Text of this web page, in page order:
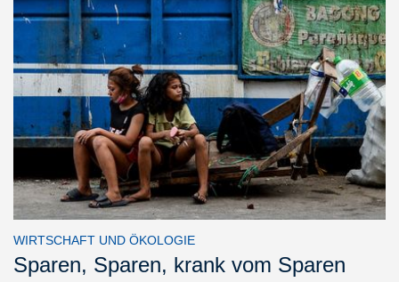
WIRTSCHAFT UND ÖKOLOGIE
Sparen, Sparen, krank vom Sparen